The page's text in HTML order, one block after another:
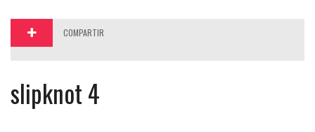
COMPARTIR
slipknot 4